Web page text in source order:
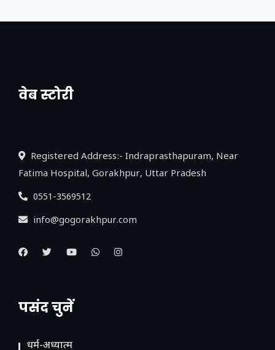
वेब स्टोरी
नया एक्सप्रेसवे: पूर्वांचल का लक, डेवलपमेंट का
Registered Address:- Indraprasthapuram, Near
Fatima Hospital, Gorakhpur, Uttar Pradesh
0551-3569512
info@gogorakhpur.com
पसंद चुनें
धर्म-अध्यात्म